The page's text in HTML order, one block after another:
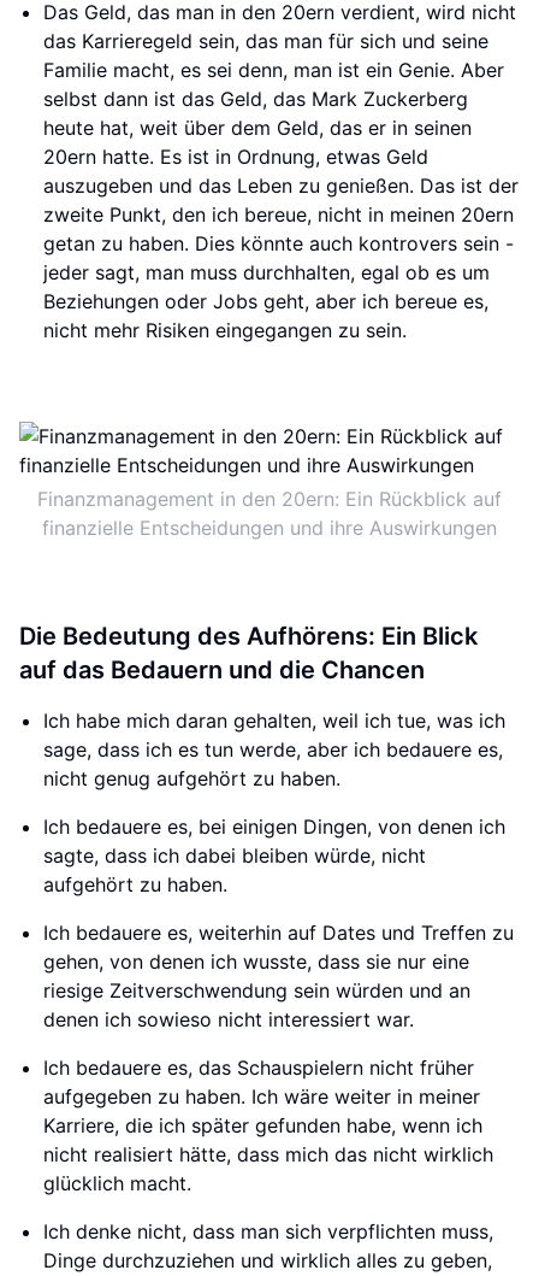
Das Geld, das man in den 20ern verdient, wird nicht
das Karrieregeld sein, das man für sich und seine
Familie macht, es sei denn, man ist ein Genie. Aber
selbst dann ist das Geld, das Mark Zuckerberg
heute hat, weit über dem Geld, das er in seinen
20ern hatte. Es ist in Ordnung, etwas Geld
auszugeben und das Leben zu genießen. Das ist der
zweite Punkt, den ich bereue, nicht in meinen 20ern
getan zu haben. Dies könnte auch kontrovers sein -
jeder sagt, man muss durchhalten, egal ob es um
Beziehungen oder Jobs geht, aber ich bereue es,
nicht mehr Risiken eingegangen zu sein.
Finanzmanagement in den 20ern: Ein Rückblick auf
finanzielle Entscheidungen und ihre Auswirkungen
Die Bedeutung des Aufhörens: Ein Blick
auf das Bedauern und die Chancen
Ich habe mich daran gehalten, weil ich tue, was ich
sage, dass ich es tun werde, aber ich bedauere es,
nicht genug aufgehört zu haben.
Ich bedauere es, bei einigen Dingen, von denen ich
sagte, dass ich dabei bleiben würde, nicht
aufgehört zu haben.
Ich bedauere es, weiterhin auf Dates und Treffen zu
gehen, von denen ich wusste, dass sie nur eine
riesige Zeitverschwendung sein würden und an
denen ich sowieso nicht interessiert war.
Ich bedauere es, das Schauspielern nicht früher
aufgegeben zu haben. Ich wäre weiter in meiner
Karriere, die ich später gefunden habe, wenn ich
nicht realisiert hätte, dass mich das nicht wirklich
glücklich macht.
Ich denke nicht, dass man sich verpflichten muss,
Dinge durchzuziehen und wirklich alles zu geben,